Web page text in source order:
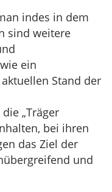
indes in dem
sind weitere
ein
Stand der
„Träger
bei ihren
das Ziel der
und